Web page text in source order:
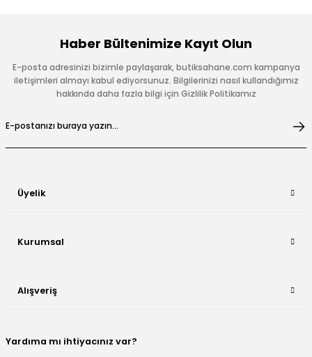
Haber Bültenimize Kayıt Olun
E-posta adresinizi bizimle paylaşarak, butiksahane.com kampanya
iletişimleri almayı kabul ediyorsunuz. Bilgilerinizi nasıl kullandığımız
hakkında daha fazla bilgi için Gizlilik Politikamız
Üyelik
Kurumsal
Alışveriş
Yardıma mı ihtiyacınız var?